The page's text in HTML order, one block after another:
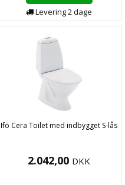
Levering2dage
Ifö Cera Toilet med indbygget S-lås
2.042,00 DKK